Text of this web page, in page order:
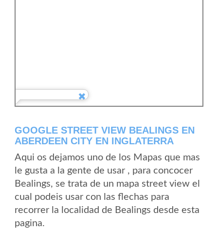
GOOGLE STREET VIEW BEALINGS EN
ABERDEEN CITY EN INGLATERRA
Aqui os dejamos uno de los Mapas que mas
le gusta a la gente de usar , para concocer
Bealings, se trata de un mapa street view el
cual podeis usar con las flechas para
recorrer la localidad de Bealings desde esta
pagina.